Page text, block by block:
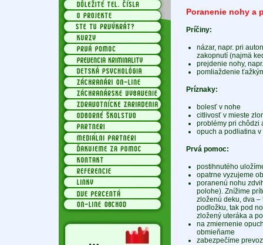
Poranenie nohy a
Príčiny:
názar, napr. pri
zakopnutí (najmä
prejdenie nohy,
pomliaždenie
Príznaky:
bolesť v nohe
citlivosť v mieste
problémy pri chôdzi
opuch a podliatina
Prvá pomoc:
postihnutého
opatrne vyzujeme
poranenú nohu
polohe). Znížime
zloženú deku, dva –
podložku, tak pod
zložený uteráka a
na zmiernenie
obmieňame
zabezpečíme